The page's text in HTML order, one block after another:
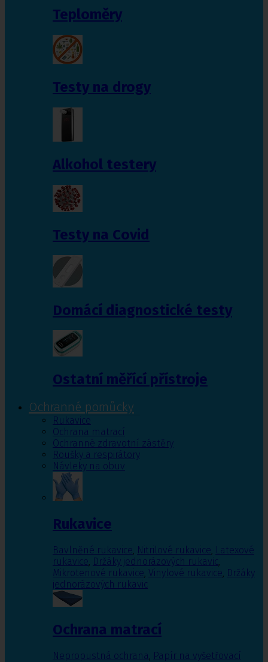
Teploměry
Testy na drogy
Alkohol testery
Testy na Covid
Domácí diagnostické testy
Ostatní měřící přístroje
Ochranné pomůcky
Rukavice
Ochrana matrací
Ochranné zdravotní zástěry
Roušky a respirátory
Návleky na obuv
Rukavice
Bavlněné rukavice, Nitrilové rukavice, Latexové
rukavice, Držáky jednorázových rukavic,
Mikrotenové rukavice, Vinylové rukavice, Držáky
jednorázových rukavic
Ochrana matrací
Nepropustná ochrana, Papír na vyšetřovací